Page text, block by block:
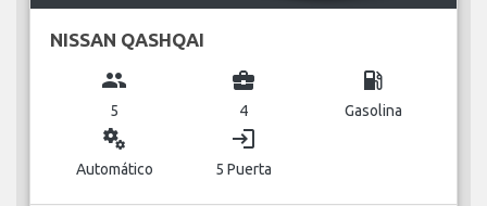
NISSAN QASHQAI
group
5
business_center
4
local_gas_station
Gasolina
miscellaneous_services
Automático
login
5 Puerta